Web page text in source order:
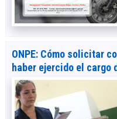
ONPE: Cómo solicitar
haber ejercido el cargo